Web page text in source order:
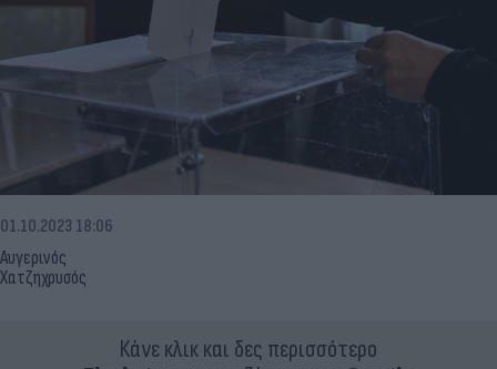
Αυγερινός
Χατζηχρυσός
01.10.2023 18:06
Κάνε κλικ και δες περισσότερο